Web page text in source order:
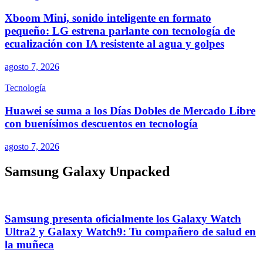
Xboom Mini, sonido inteligente en formato
pequeño: LG estrena parlante con tecnología de
ecualización con IA resistente al agua y golpes
agosto 7, 2026
Tecnología
Huawei se suma a los Días Dobles de Mercado Libre
con buenísimos descuentos en tecnología
agosto 7, 2026
Samsung Galaxy Unpacked
Samsung presenta oficialmente los Galaxy Watch
Ultra2 y Galaxy Watch9: Tu compañero de salud en
la muñeca